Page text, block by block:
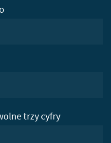
trzy cyfry